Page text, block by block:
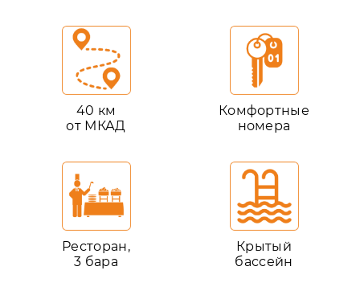
40 км
от МКАД
Комфортные
номера
Ресторан,
3 бара
Крытый
бассейн